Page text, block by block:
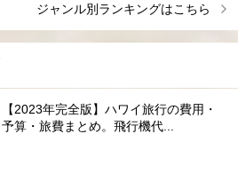
ジャンル別ランキングはこちら
【2023年完全版】ハワイ旅行の費用・
予算・旅費まとめ。飛行機代...